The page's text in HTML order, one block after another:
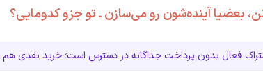
بعضیا آینده‌شون رو می‌سازن ـ تو جزو کدومایی؟
فعال بدون پرداخت جداگانه در دسترس است؛ خرید نقدی